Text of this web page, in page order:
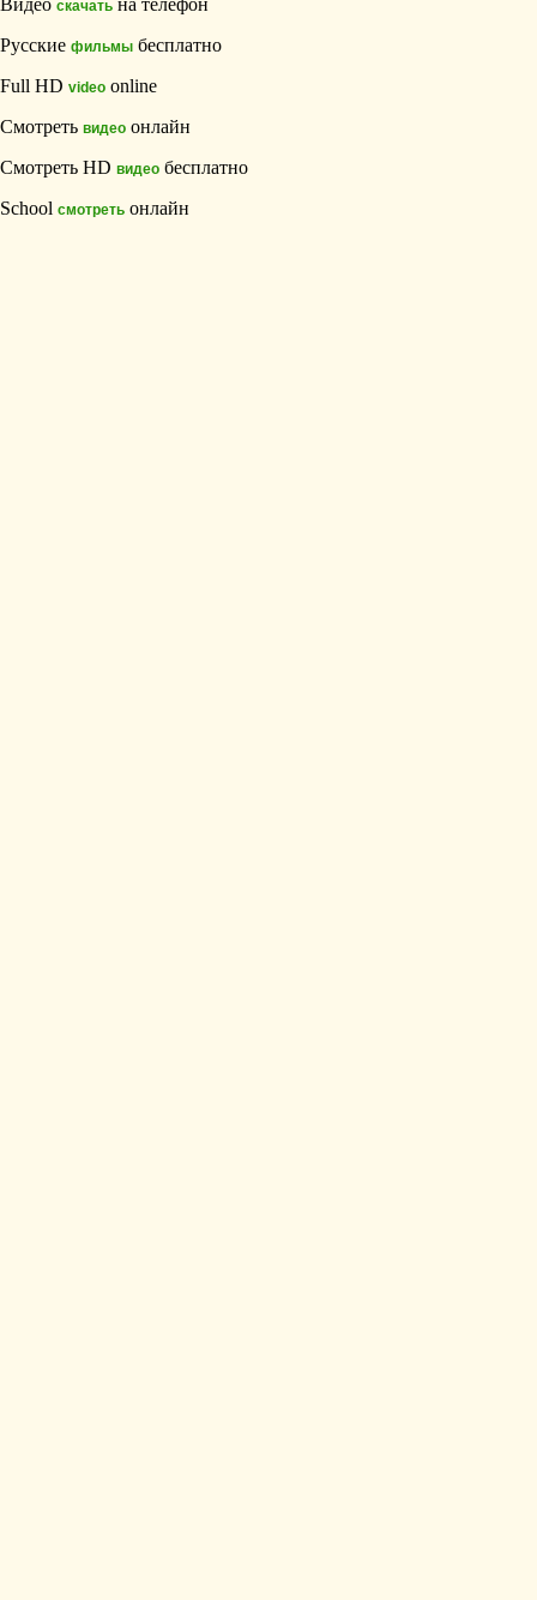
Видео скачать на телефон
Русские фильмы бесплатно
Full HD video online
Смотреть видео онлайн
Смотреть HD видео бесплатно
School смотреть онлайн